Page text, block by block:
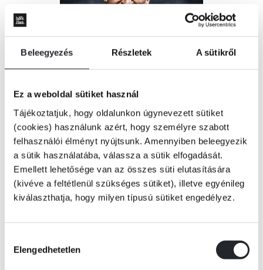
Beleegyezés Részletek A sütikről
Ez a weboldal sütiket használ
Tájékoztatjuk, hogy oldalunkon úgynevezett sütiket
(cookies) használunk azért, hogy személyre szabott
felhasználói élményt nyújtsunk. Amennyiben beleegyezik
a sütik használatába, válassza a sütik elfogadását.
Emellett lehetősége van az összes süti elutasítására
(kivéve a feltétlenül szükséges sütiket), illetve egyénileg
kiválaszthatja, hogy milyen típusú sütiket engedélyez.
kiválasztása
Elengedhetetlen